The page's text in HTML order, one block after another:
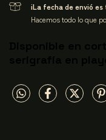
¡La fecha de envió
Hacemos todo lo que